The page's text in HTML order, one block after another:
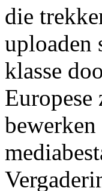
die
uploaden
klasse
bewerken